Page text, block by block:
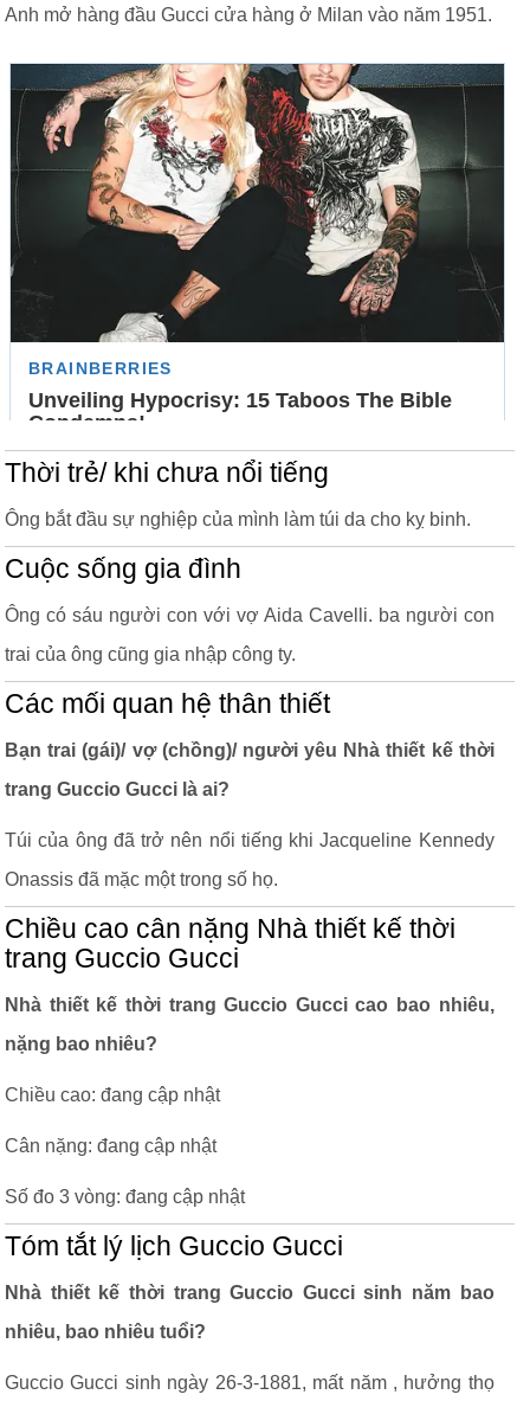
Anh mở hàng đầu Gucci cửa hàng ở Milan vào năm 1951.
Thời trẻ/ khi chưa nổi tiếng
Ông bắt đầu sự nghiệp của mình làm túi da cho kỵ binh.
Cuộc sống gia đình
Ông có sáu người con với vợ Aida Cavelli. ba người con
trai của ông cũng gia nhập công ty.
Các mối quan hệ thân thiết
Bạn trai (gái)/ vợ (chồng)/ người yêu Nhà thiết kế thời
trang Guccio Gucci là ai?
Túi của ông đã trở nên nổi tiếng khi Jacqueline Kennedy
Onassis đã mặc một trong số họ.
Chiều cao cân nặng Nhà thiết kế thời
trang Guccio Gucci
Nhà thiết kế thời trang Guccio Gucci cao bao nhiêu,
nặng bao nhiêu?
Chiều cao: đang cập nhật
Cân nặng: đang cập nhật
Số đo 3 vòng: đang cập nhật
Tóm tắt lý lịch Guccio Gucci
Nhà thiết kế thời trang Guccio Gucci sinh năm bao
nhiêu, bao nhiêu tuổi?
Guccio Gucci sinh ngày 26-3-1881, mất năm , hưởng thọ